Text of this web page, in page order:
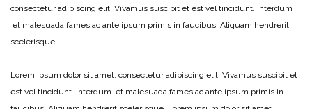
consectetur adipiscing elit. Vivamus suscipit et est vel tincidunt. Interdum
et malesuada fames ac ante ipsum primis in faucibus. Aliquam hendrerit
scelerisque.
Lorem ipsum dolor sit amet, consectetur adipiscing elit. Vivamus suscipit et
est vel tincidunt. Interdum et malesuada fames ac ante ipsum primis in